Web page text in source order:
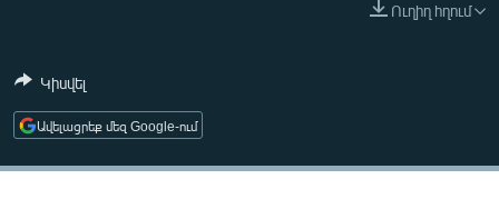
ՄԵԿՆԱԲԱՆՈՒԹՅՈՒՆ
ՏՏ ԵՒ ԻՆՏԵՐՆԵՏ
Ուղիղ հղում
Կիսվել
Ավելացրեք մեզ Google-ում